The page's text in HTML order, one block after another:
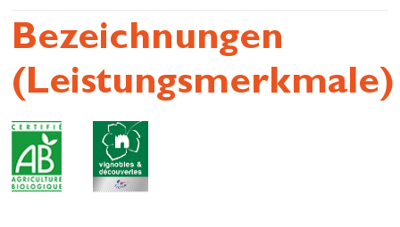
Bezeichnungen
(Leistungsmerkmale)